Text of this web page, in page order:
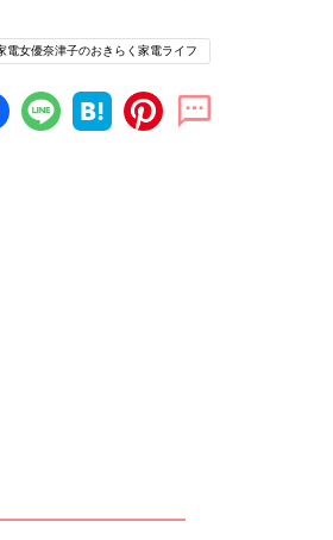
電女優奈津子のおきらく家電ライフ